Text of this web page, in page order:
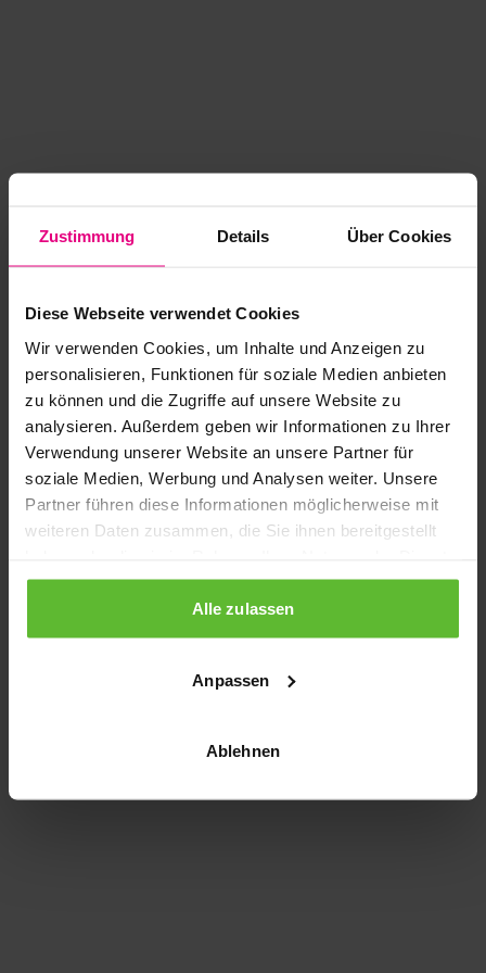
Zustimmung Details Über Cookies
Diese Webseite verwendet Cookies
Wir verwenden Cookies, um Inhalte und Anzeigen zu
personalisieren, Funktionen für soziale Medien anbieten
zu können und die Zugriffe auf unsere Website zu
analysieren. Außerdem geben wir Informationen zu Ihrer
Verwendung unserer Website an unsere Partner für
soziale Medien, Werbung und Analysen weiter. Unsere
Partner führen diese Informationen möglicherweise mit
weiteren Daten zusammen, die Sie ihnen bereitgestellt
gesammelt haben.
Alle zulassen
Anpassen
Ablehnen
Application error: a client-side exception has occurred
loading www.kurzwego.de (see the browser console for more
information).